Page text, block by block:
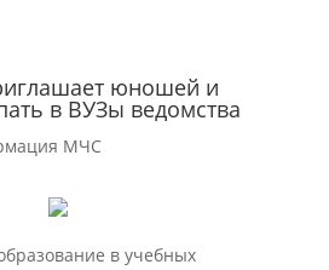
юношей и
в ВУЗы ведомства
МЧС
в учебных